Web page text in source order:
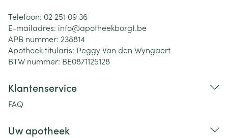
Telefoon: 02 251 09 36
E-mailadres: info@apotheekborgt.be
APB nummer: 238814
Apotheek titularis: Peggy Van den Wyngaert
BTW nummer: BE0871125128
Klantenservice
FAQ
Uw apotheek